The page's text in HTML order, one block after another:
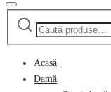
Caută
după:
Acasă
Damă